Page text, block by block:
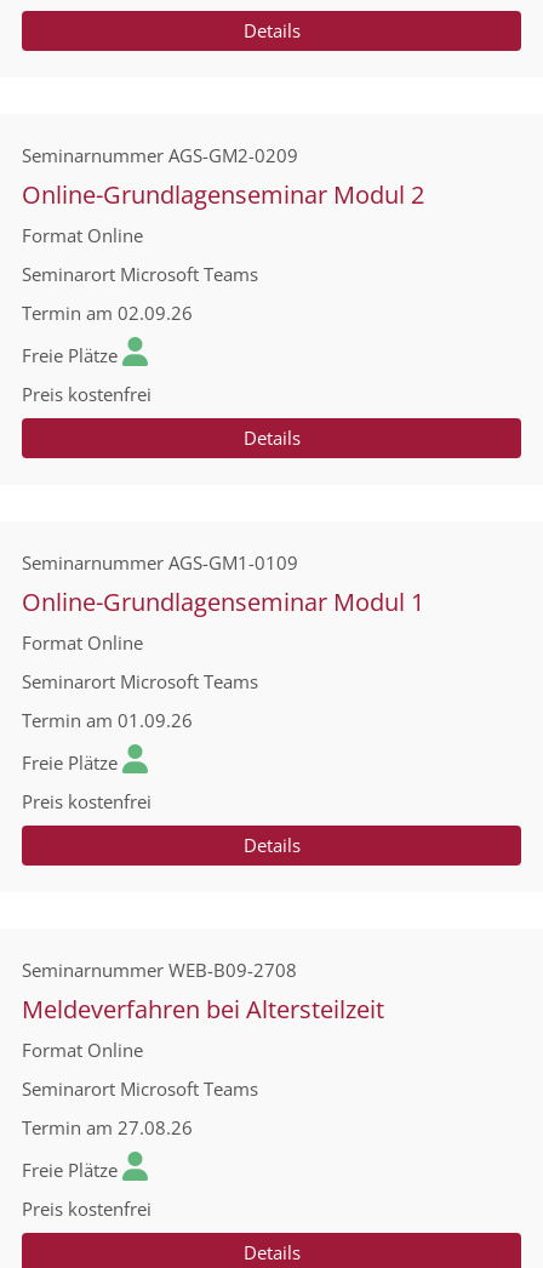
Details
Seminarnummer AGS-GM2-0209
Online-Grundlagenseminar Modul 2
Format Online
Seminarort Microsoft Teams
Termin am 02.09.26
Freie Plätze
Preis kostenfrei
Details
Seminarnummer AGS-GM1-0109
Online-Grundlagenseminar Modul 1
Format Online
Seminarort Microsoft Teams
Termin am 01.09.26
Freie Plätze
Preis kostenfrei
Details
Seminarnummer WEB-B09-2708
Meldeverfahren bei Altersteilzeit
Format Online
Seminarort Microsoft Teams
Termin am 27.08.26
Freie Plätze
Preis kostenfrei
Details